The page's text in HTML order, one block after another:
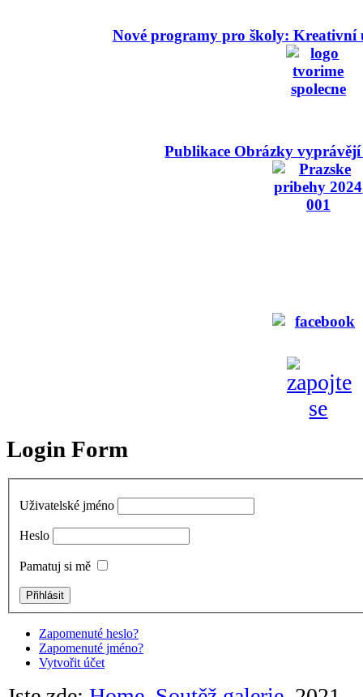
Nové programy pro školy: Kreativní
Publikace Obrázky
Login Form
Uživatelské jméno
Heslo
Pamatuj si mě
Zapomenuté heslo?
Zapomenuté jméno?
Vytvořit účet